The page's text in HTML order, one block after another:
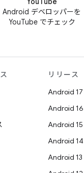
Android デベロッパーを
YouTube でチェック
リリース
Android 17
Android 16
Android 15
Android 14
Android 13